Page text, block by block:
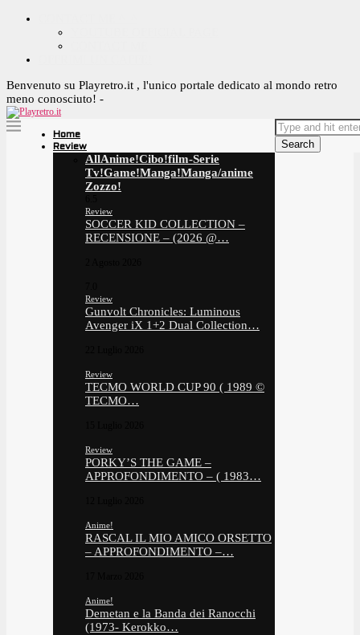
Benvenuto su Playretro.it , l'unico portale dedicato al mondo retro
meno conosciuto! -
Home
Review
AllAnime!Cibo!film-Serie
Tv!Game!Manga!Manga/anime
Zozzo!
Review
SOCCER KID COLLECTION –
RECENSIONE – (2026 @…
Review
Gunvolt Chronicles: Luminous
Avenger iX 1+2 Dual Collection…
Review
TECMO WORLD CUP 90 ( 1989 ©
TECMO…
Review
PORKY’S THE GAME –
APPROFONDIMENTO – ( 1983…
Anime!
RASCAL IL MIO AMICO ORSETTO
– APPROFONDIMENTO –…
Anime!
Demetan e la Banda dei Ranocchi
(1973- Kerokko…
Search